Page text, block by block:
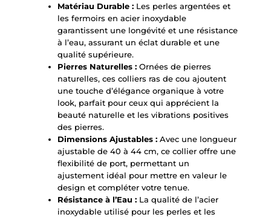
Matériau Durable : Les perles argentées et
les fermoirs en acier inoxydable
garantissent une longévité et une résistance
à l’eau, assurant un éclat durable et une
qualité supérieure.
Pierres Naturelles : Ornées de pierres
naturelles, ces colliers ras de cou ajoutent
une touche d’élégance organique à votre
look, parfait pour ceux qui apprécient la
beauté naturelle et les vibrations positives
des pierres.
Dimensions Ajustables : Avec une longueur
ajustable de 40 à 44 cm, ce collier offre une
flexibilité de port, permettant un
ajustement idéal pour mettre en valeur le
design et compléter votre tenue.
Résistance à l’Eau : La qualité de l’acier
inoxydable utilisé pour les perles et les